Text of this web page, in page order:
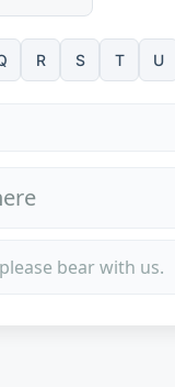
R S T U
bear with us.